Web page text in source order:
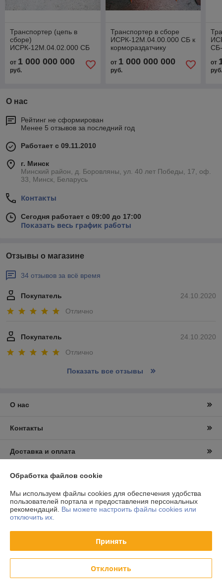
Транспортер (цепь в
сборе)
ИСРК-12М.04.02.000 СБ
кормораздатчику
ИСРК-12Г "Хозяин"
от 1 000 000 000
руб.
Транспортер в сборе
ИСРК-12М.04.00.000 СБ к
кормораздатчику
от 1 000 000 000
руб.
СБ-
от
О нас
Рейтинг не сформирован
Менее 5 отзывов за последний год
Работает с 09.11.2010
г. Минск
Минский район, д. Боровляны, ул. 40 лет Победы, 17, оф.
33, Минск, Беларусь
Контакты
Сегодня работает с 09:00 до 17:00
Показать весь график работы
Отзывы о магазине
34 отзывов за всё время
24.10.2020
Покупатель
Отлично
24.10.2020
Покупатель
Отлично
Показать все отзывы
О нас
Контакты
Доставка и оплата
График работы
Полная версия сайта
Политика обработки cookies
Сайт создан на платформе Deal.by
Обработка файлов cookie
Мы используем файлы cookies для обеспечения удобства
пользователей портала и предоставления персональных
рекомендаций. Вы можете настроить файлы cookies или
отключить их.
Принять
Отклонить